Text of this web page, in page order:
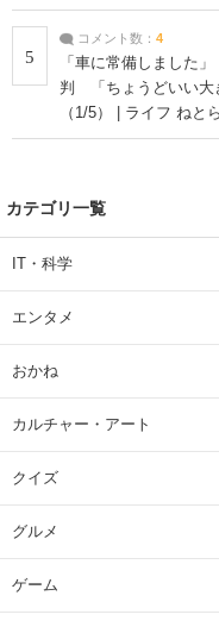
5
コメント数： 4
「車に常備しました
判 「ちょうどいい大
（1/5） | ライフ ねと
カテゴリ一覧
IT・科学
エンタメ
おかね
カルチャー・アート
クイズ
グルメ
ゲーム